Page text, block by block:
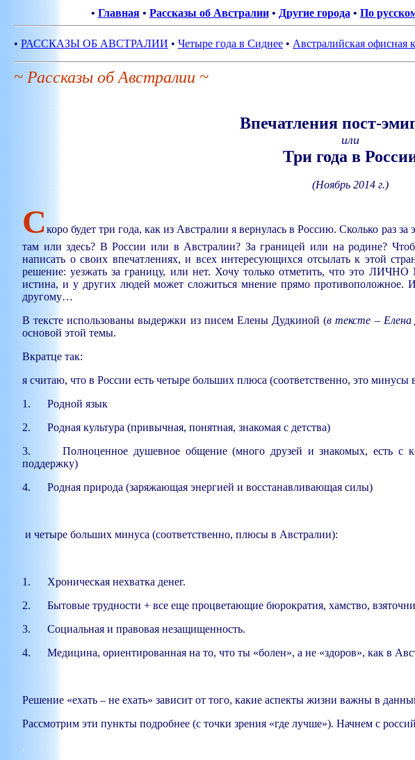
• Главная• Рассказы об Австралии• Другие города • По
• РАССКАЗЫ ОБ АВСТРАЛИИ • Четыре года в Сиднее • Австралийская офисная
~ Рассказы об Австралии ~
Впечатления пост-
или
Три года в
(Ноябрь 2014 г.)
С коро будет три года, как из Австралии я вернулась в Россию. Сколько раз
там или здесь? В России или в Австралии? За границей или на родине?
написать о своих впечатлениях, и всех интересующихся отсылать к этой
решение: уезжать за границу, или нет. Хочу только отметить, что это
истина, и у других людей может сложиться мнение прямо противоположное.
другому…
В тексте использованы выдержки из писем Елены Дудкиной (в тексте – Елена
основой этой темы.
Вкратце так:
я считаю, что в России есть четыре больших плюса (соответственно, это минусы
1. Родной язык
2. Родная культура (привычная, понятная, знакомая с детства)
3. Полноценное душевное общение (много друзей и знакомых, есть с
поддержку)
4. Родная природа (заряжающая энергией и восстанавливающая силы)
и четыре больших минуса (соответственно, плюсы в Австралии):
1. Хроническая нехватка денег.
2. Бытовые трудности + все еще процветающие бюрократия, хамство,
3. Социальная и правовая незащищенность.
4. Медицина, ориентированная на то, что ты «болен», а не «здоров», как в
Решение «ехать – не ехать» зависит от того, какие аспекты жизни важны в
Рассмотрим эти пункты подробнее (с точки зрения «где лучше»). Начнем с
.